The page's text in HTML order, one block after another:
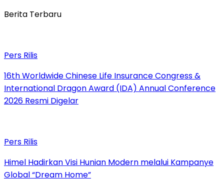
Berita Terbaru
Pers Rilis
16th Worldwide Chinese Life Insurance Congress &
International Dragon Award (IDA) Annual Conference
2026 Resmi Digelar
Pers Rilis
Himel Hadirkan Visi Hunian Modern melalui Kampanye
Global “Dream Home”